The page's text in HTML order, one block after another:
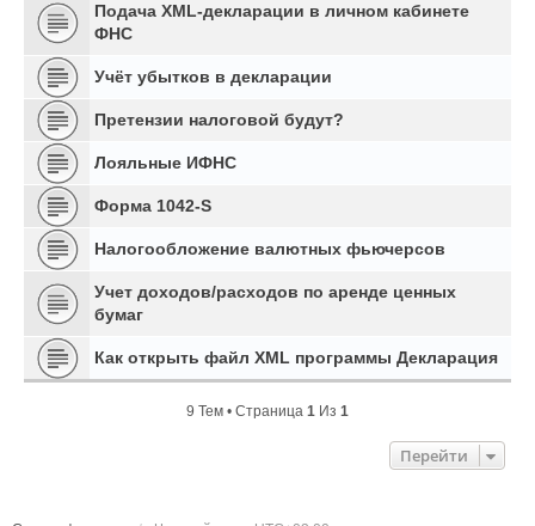
Подача XML-декларации в личном кабинете
ФНС
Учёт убытков в декларации
Претензии налоговой будут?
Лояльные ИФНС
Форма 1042-S
Налогообложение валютных фьючерсов
Учет доходов/расходов по аренде ценных
бумаг
Как открыть файл XML программы Декларация
9 Тем • Страница 1 Из 1
Перейти